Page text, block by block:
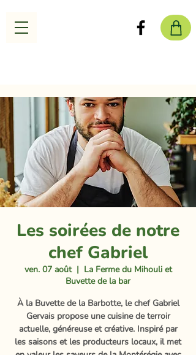
Les soirées de notre
chef Gabriel
ven. 07 août
  |
La Ferme du Mihouli et
Buvette de la bar
À la Buvette de la Barbotte, le chef Gabriel
Gervais propose une cuisine de terroir
actuelle, généreuse et créative. Inspiré par
les saisons et les producteurs locaux, il met